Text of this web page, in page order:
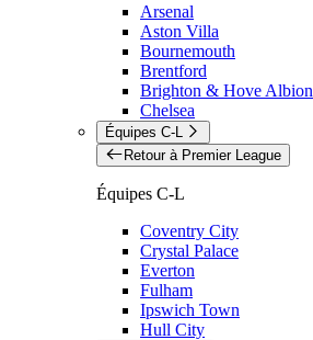
Arsenal
Aston Villa
Bournemouth
Brentford
Brighton & Hove Albion
Chelsea
Équipes C-L
Retour à Premier League
Équipes C-L
Coventry City
Crystal Palace
Everton
Fulham
Ipswich Town
Hull City